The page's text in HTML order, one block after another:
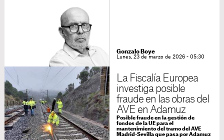
Gonzalo Boye
Lunes, 23 de marzo de 2026 - 05:30
La Fiscalía Europea
investiga posible
fraude en las obras del
AVE en Adamuz
Posible fraude en la gestión de
fondos de la UE para el
mantenimiento del tramo del AVE
Madrid-Sevilla que pasa por Adamuz